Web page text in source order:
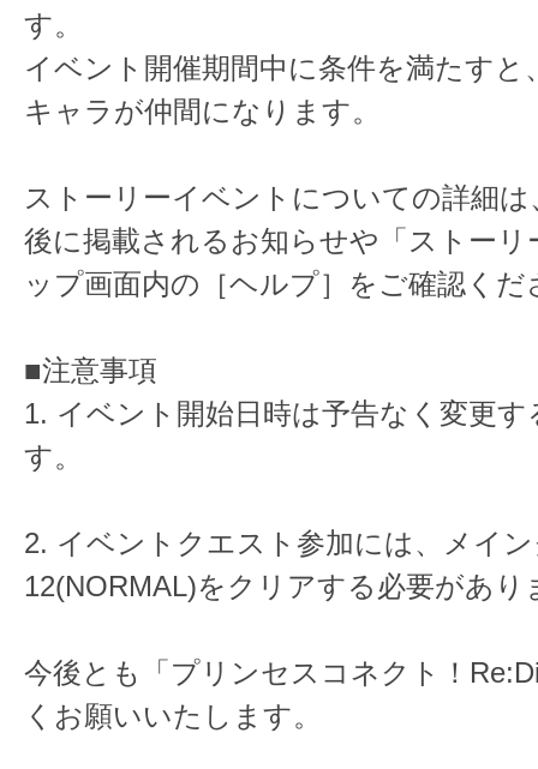
す。
イベント開催期間中に条件を満たすと
キャラが仲間になります。
ストーリーイベントについての詳細
後に掲載されるお知らせや「ストー
ップ画面内の［ヘルプ］をご確認くだ
■注意事項
1. イベント開始日時は予告なく変更
す。
2. イベントクエスト参加には、メイ
12(NORMAL)をクリアする必要があり
今後とも「プリンセスコネクト！
くお願いいたします。